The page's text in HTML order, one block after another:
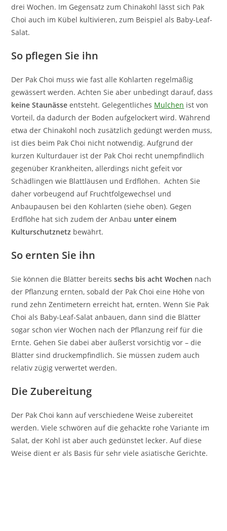
drei Wochen. Im Gegensatz zum Chinakohl lässt sich Pak
Choi auch im Kübel kultivieren, zum Beispiel als Baby-Leaf-
Salat.
So pflegen Sie ihn
Der Pak Choi muss wie fast alle Kohlarten regelmäßig
gewässert werden. Achten Sie aber unbedingt darauf, dass
keine Staunässe entsteht. Gelegentliches Mulchen ist von
Vorteil, da dadurch der Boden aufgelockert wird. Während
etwa der Chinakohl noch zusätzlich gedüngt werden muss,
ist dies beim Pak Choi nicht notwendig. Aufgrund der
kurzen Kulturdauer ist der Pak Choi recht unempfindlich
gegenüber Krankheiten, allerdings nicht gefeit vor
Schädlingen wie Blattläusen und Erdflöhen. Achten Sie
daher vorbeugend auf Fruchtfolgewechsel und
Anbaupausen bei den Kohlarten (siehe oben). Gegen
Erdflöhe hat sich zudem der Anbau unter einem
Kulturschutznetz bewährt.
So ernten Sie ihn
Sie können die Blätter bereitssechs bis acht Wochen nach
der Pflanzung ernten, sobald der Pak Choi eine Höhe von
rund zehn Zentimetern erreicht hat, ernten. Wenn Sie Pak
Choi als Baby-Leaf-Salat anbauen, dann sind die Blätter
sogar schon vier Wochen nach der Pflanzung reif für die
Ernte. Gehen Sie dabei aber äußerst vorsichtig vor – die
Blätter sind druckempfindlich. Sie müssen zudem auch
relativ zügig verwertet werden.
Die Zubereitung
Der Pak Choi kann auf verschiedene Weise zubereitet
werden. Viele schwören auf die gehackte rohe Variante im
Salat, der Kohl ist aber auch gedünstet lecker. Auf diese
Weise dient er als Basis für sehr viele asiatische Gerichte.